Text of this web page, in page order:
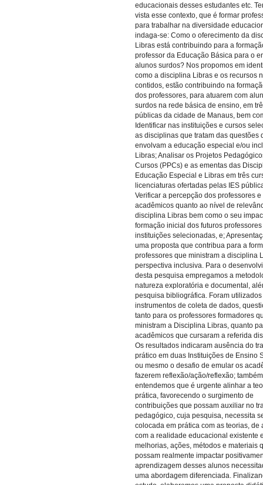
educacionais desses estudantes etc.
vista esse contexto, que é formar
para trabalhar na diversidade
indaga-se: Como o oferecimento da
Libras está contribuindo para a
professor da Educação Básica para o
alunos surdos? Nos propomos em
como a disciplina Libras e os recursos
contidos, estão contribuindo na
dos professores, para atuarem com
surdos na rede básica de ensino, em
públicas da cidade de Manaus, bem
Identificar nas instituições e cursos
as disciplinas que tratam das questões
envolvam a educação especial e/ou
Libras; Analisar os Projetos
Cursos (PPCs) e as ementas das
Educação Especial e Libras em três
licenciaturas ofertadas pelas IES
Verificar a percepção dos professores e
acadêmicos quanto ao nível de
disciplina Libras bem como o seu
formação inicial dos futuros
instituições selecionadas, e;
uma proposta que contribua para a
professores que ministram a disciplina
perspectiva inclusiva. Para o
desta pesquisa empregamos a
natureza exploratória e documental,
pesquisa bibliográfica. Foram
instrumentos de coleta de dados,
tanto para os professores formadores
ministram a Disciplina Libras, quanto
acadêmicos que cursaram a referida
Os resultados indicaram ausência do
prático em duas Instituições de Ensino
ou mesmo o desafio de emular os
fazerem reflexão/ação/reflexão; também
entendemos que é urgente alinhar a
prática, favorecendo o surgimento de
contribuições que possam auxiliar no
pedagógico, cuja pesquisa, necessita
colocada em prática com as teorias, de
com a realidade educacional existente
melhorias, ações, métodos e materiais
possam realmente impactar
aprendizagem desses alunos
uma abordagem diferenciada.